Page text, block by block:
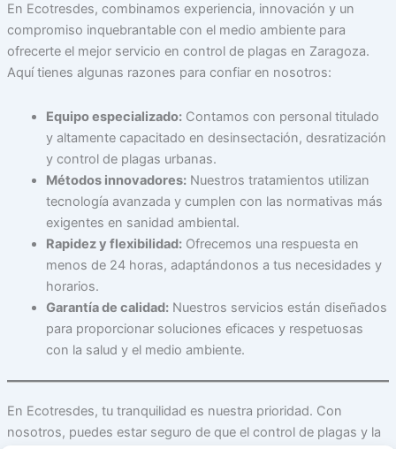
En Ecotresdes, combinamos experiencia, innovación y un
compromiso inquebrantable con el medio ambiente para
ofrecerte el mejor servicio en control de plagas en Zaragoza.
Aquí tienes algunas razones para confiar en nosotros:
Equipo especializado:Contamos con personal titulado
y altamente capacitado en desinsectación, desratización
y control de plagas urbanas.
Métodos innovadores:Nuestros tratamientos utilizan
tecnología avanzada y cumplen con las normativas más
exigentes en sanidad ambiental.
Rapidez y flexibilidad:Ofrecemos una respuesta en
menos de 24 horas, adaptándonos a tus necesidades y
horarios.
Garantía de calidad:Nuestros servicios están diseñados
para proporcionar soluciones eficaces y respetuosas
con la salud y el medio ambiente.
En Ecotresdes, tu tranquilidad es nuestra prioridad. Con
nosotros, puedes estar seguro de que el control de plagas y la